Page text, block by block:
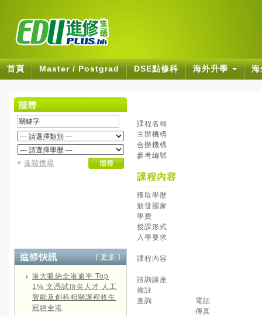
首頁 Master / Postgrad DSE點修科 海外升學
+ 進階搜尋
[ 更多 ]
港大吸納全港逾半 Top
1% 文憑試頂尖人才 人工
智能及創科相關課程收生
冠絕全港
課程名稱
主辦機構
合辦機構
參考編號
課程內容
獲取學歷
頒發國家
學費
授課形式
入學要求
課程內容
諮詢講座
備註
查詢
電話
傳真